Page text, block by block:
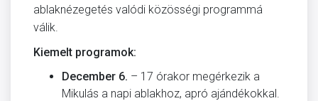
ablaknézegetés valódi közösségi programmá
válik.
Kiemelt programok:
December 6. – 17 órakor megérkezik a
Mikulás a napi ablakhoz, apró ajándékokkal.